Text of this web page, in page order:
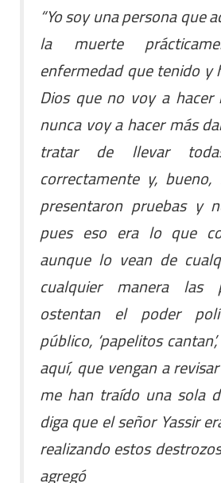
“Yo soy una persona que
la muerte
enfermedad que tenido y
Dios que no voy a hacer
nunca voy a hacer más
tratar de llevar
correctamente y,
presentaron pruebas y
pues eso era lo que
aunque lo vean de
cualquier manera las
ostentan el poder
público, ‘papelitos
aquí, que vengan a
me han traído una sola
diga que el señor Yassir
realizando estos
agregó